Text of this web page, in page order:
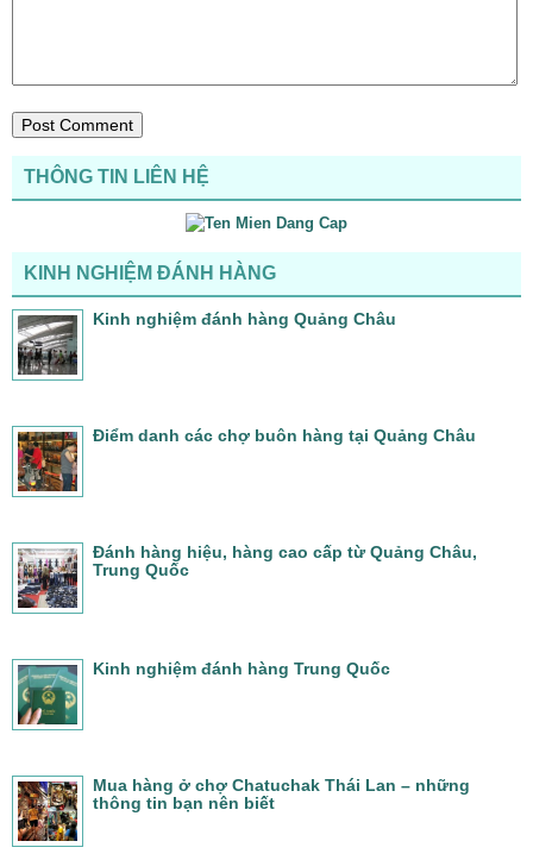
THÔNG TIN LIÊN HỆ
KINH NGHIỆM ĐÁNH HÀNG
Kinh nghiệm đánh hàng Quảng Châu
Điểm danh các chợ buôn hàng tại Quảng Châu
Đánh hàng hiệu, hàng cao cấp từ Quảng Châu,
Trung Quốc
Kinh nghiệm đánh hàng Trung Quốc
Mua hàng ở chợ Chatuchak Thái Lan – những
thông tin bạn nên biết